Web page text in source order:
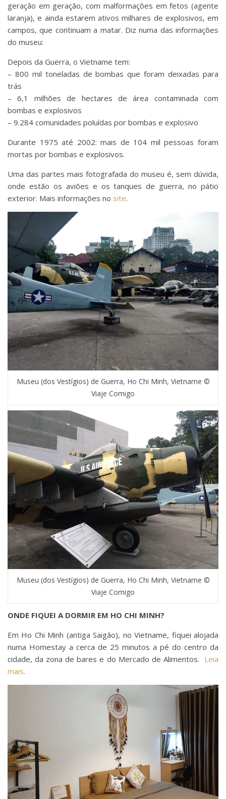
geração em geração, com malformações em fetos (agente
laranja), e ainda estarem ativos milhares de explosivos, em
campos, que continuam a matar. Diz numa das informações
do museu:
Depois da Guerra, o Vietname tem:
– 800 mil toneladas de bombas que foram deixadas para
trás
– 6,1 milhões de hectares de área contaminada com
bombas e explosivos
– 9.284 comunidades poluídas por bombas e explosivo
Durante 1975 até 2002: mais de 104 mil pessoas foram
mortas por bombas e explosivos.
Uma das partes mais fotografada do museu é, sem dúvida,
onde estão os aviões e os tanques de guerra, no pátio
exterior. Mais informações no site.
Museu (dos Vestígios) de Guerra, Ho Chi Minh, Vietname ©
Viaje Comigo
Museu (dos Vestígios) de Guerra, Ho Chi Minh, Vietname ©
Viaje Comigo
ONDE FIQUEI A DORMIR EM HO CHI MINH?
Em Ho Chi Minh (antiga Saigão), no Vietname, fiquei alojada
numa Homestay a cerca de 25 minutos a pé do centro da
cidade, da zona de bares e do Mercado de Alimentos. Leia
mais.